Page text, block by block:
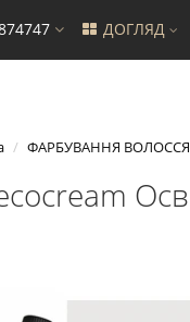
ДОГЛЯД
ФАРБУВАННЯ ВОЛОССЯ